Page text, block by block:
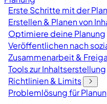
Erste Schritte mit der
Erstellen & Planen von
Optimiere deine Planung
Veröffentlichen nach
Zusammenarbeit &
Tools zur Inhaltserstellung
Richtlinien & Limits
Problemlösung für